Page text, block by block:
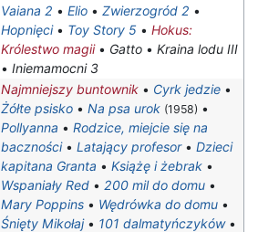
Vaiana 2 • Elio • Zwierzogród 2 •
Hopnięci• Toy Story 5 • Hokus:
Królestwo magii• Gatto • Kraina lodu III
• Iniemamocni 3
Najmniejszy buntownik • Cyrk jedzie •
Żółte psisko • Na psa urok (1958) •
Pollyanna • Rodzice, miejcie się na
baczności• Latający profesor• Dzieci
kapitana Granta • Książę i żebrak •
Wspaniały Red • 200 mil do domu •
Mary Poppins • Wędrówka do domu •
Śnięty Mikołaj• 101 dalmatyńczyków•